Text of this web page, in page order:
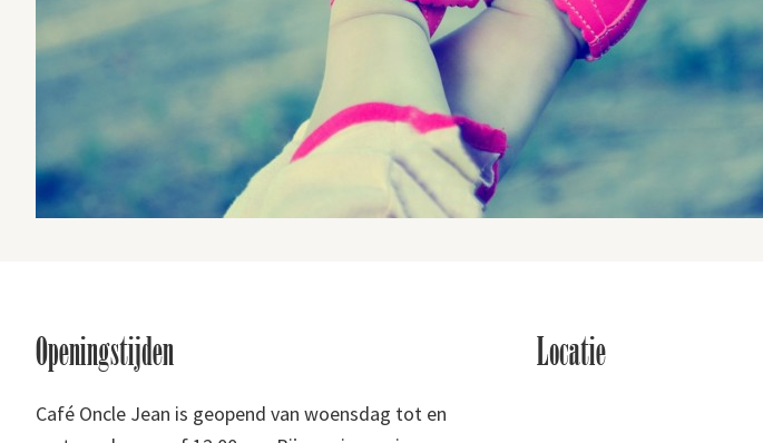
FooterOpeningstijden
Café Oncle Jean is geopend van woensdag tot en
Locatie